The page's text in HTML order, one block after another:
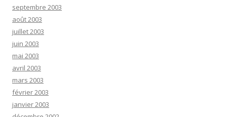
septembre 2003
août 2003
juillet 2003
juin 2003
mai 2003
avril 2003
mars 2003
février 2003
janvier 2003